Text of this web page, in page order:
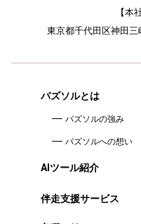
【本
東京都千代田区神田三
バズソルとは
バズソルの強み
バズソルへの想い
AIツール紹介
伴走支援サービス